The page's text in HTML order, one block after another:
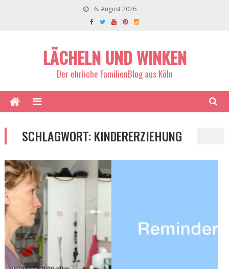
6. August 2026
LÄCHELN UND WINKEN
Der ehrliche FamilienBlog aus Köln
SCHLAGWORT:KINDERERZIEHUNG